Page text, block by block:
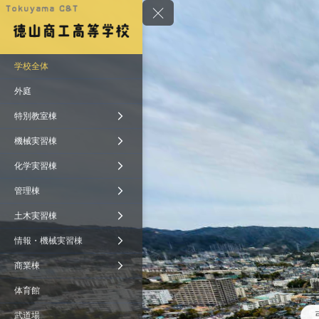
学校全体
外庭
特別教室棟
機械実習棟
化学実習棟
管理棟
土木実習棟
情報・機械実習棟
商業棟
体育館
武道場